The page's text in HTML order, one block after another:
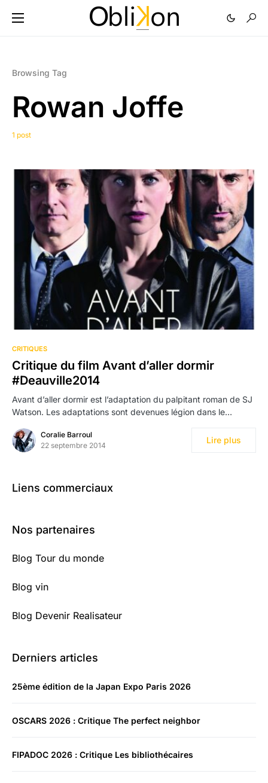
Browsing Tag
Rowan Joffe
1 post
CRITIQUES
Critique du film Avant d’aller dormir
#Deauville2014
Avant d’aller dormir est l’adaptation du palpitant roman de SJ
Watson. Les adaptations sont devenues légion dans le…
Coralie Barroul
22 septembre 2014
Lire plus
Liens commerciaux
Nos partenaires
Blog Tour du monde
Blog vin
Blog Devenir Realisateur
Derniers articles
25ème édition de la Japan Expo Paris 2026
OSCARS 2026 : Critique The perfect neighbor
FIPADOC 2026 : Critique Les bibliothécaires